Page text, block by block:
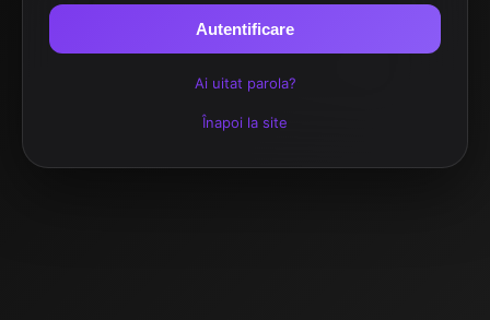
Autentificare
Ai uitat parola?
Înapoi la site